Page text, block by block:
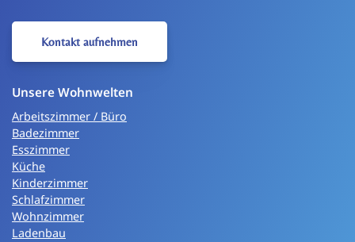
Kontakt aufnehmen
Unsere Wohnwelten
Arbeitszimmer / Büro
Badezimmer
Esszimmer
Küche
Kinderzimmer
Schlafzimmer
Wohnzimmer
Ladenbau